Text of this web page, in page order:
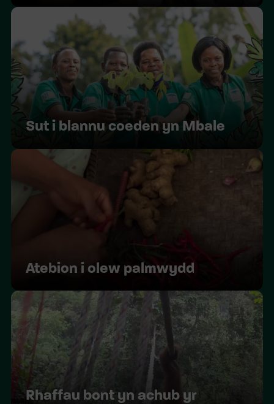
Sut i blannu coeden yn Mbale
Atebion i olew palmwydd
Rhaffau bont yn achub yr